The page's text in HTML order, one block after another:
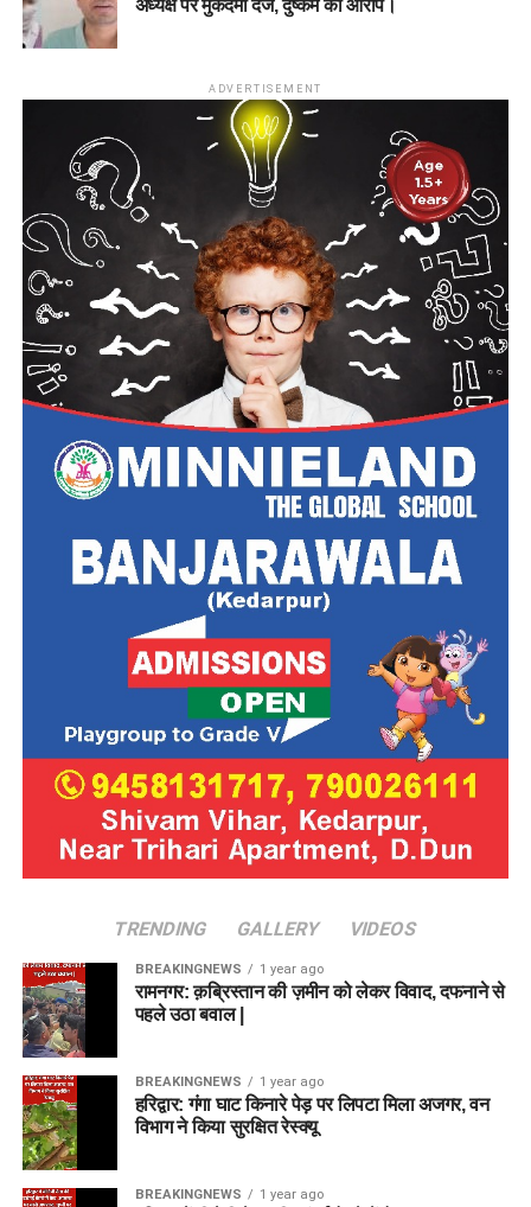
अध्यक्ष पर मुकदमा दर्ज, दुष्कर्म का आरोप।
ADVERTISEMENT
TRENDING GALLERY VIDEOS
BREAKINGNEWS 1 year ago
रामनगर: क़ब्रिस्तान की ज़मीन को लेकर विवाद, दफनाने से
पहले उठा बवाल |
BREAKINGNEWS 1 year ago
हरिद्वार: गंगा घाट किनारे पेड़ पर लिपटा मिला अजगर, वन
विभाग ने किया सुरक्षित रेस्क्यू
BREAKINGNEWS 1 year ago